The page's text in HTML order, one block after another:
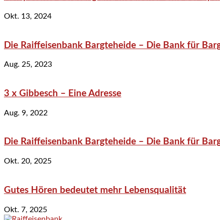
Okt. 13, 2024
Die Raiffeisenbank Bargteheide – Die Bank für
Aug. 25, 2023
3 x Gibbesch – Eine Adresse
Aug. 9, 2022
Die Raiffeisenbank Bargteheide – Die Bank für
Okt. 20, 2025
Gutes Hören bedeutet mehr Lebensqualität
Okt. 7, 2025